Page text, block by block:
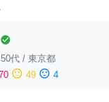
check_circle
50代 / 東京都
sentiment_neutral 49 sentiment_dissatisfied 4